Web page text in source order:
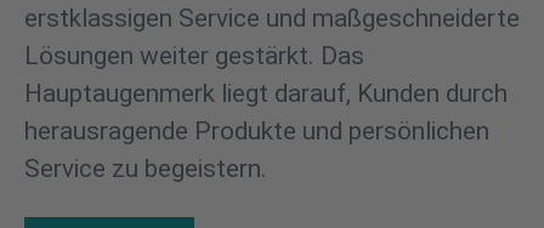
erstklassigen Service und maßgeschneiderte
Lösungen weiter gestärkt. Das
Hauptaugenmerk liegt darauf, Kunden durch
herausragende Produkte und persönlichen
Service zu begeistern.